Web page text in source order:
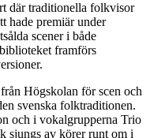
där traditionella folkvisor
hade premiär under
scener i både
framförs
Högskolan för scen och
svenska folktraditionen.
och i vokalgrupperna Trio
sjungs av körer runt om i